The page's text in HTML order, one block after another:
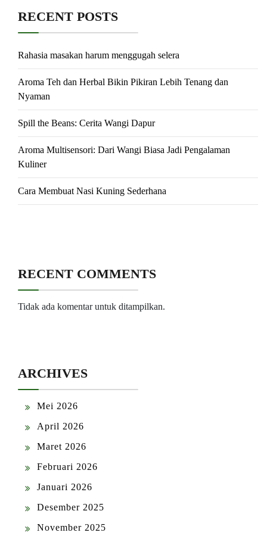
RECENT POSTS
Rahasia masakan harum menggugah selera
Aroma Teh dan Herbal Bikin Pikiran Lebih Tenang dan
Nyaman
Spill the Beans: Cerita Wangi Dapur
Aroma Multisensori: Dari Wangi Biasa Jadi Pengalaman
Kuliner
Cara Membuat Nasi Kuning Sederhana
RECENT COMMENTS
Tidak ada komentar untuk ditampilkan.
ARCHIVES
Mei 2026
April 2026
Maret 2026
Februari 2026
Januari 2026
Desember 2025
November 2025